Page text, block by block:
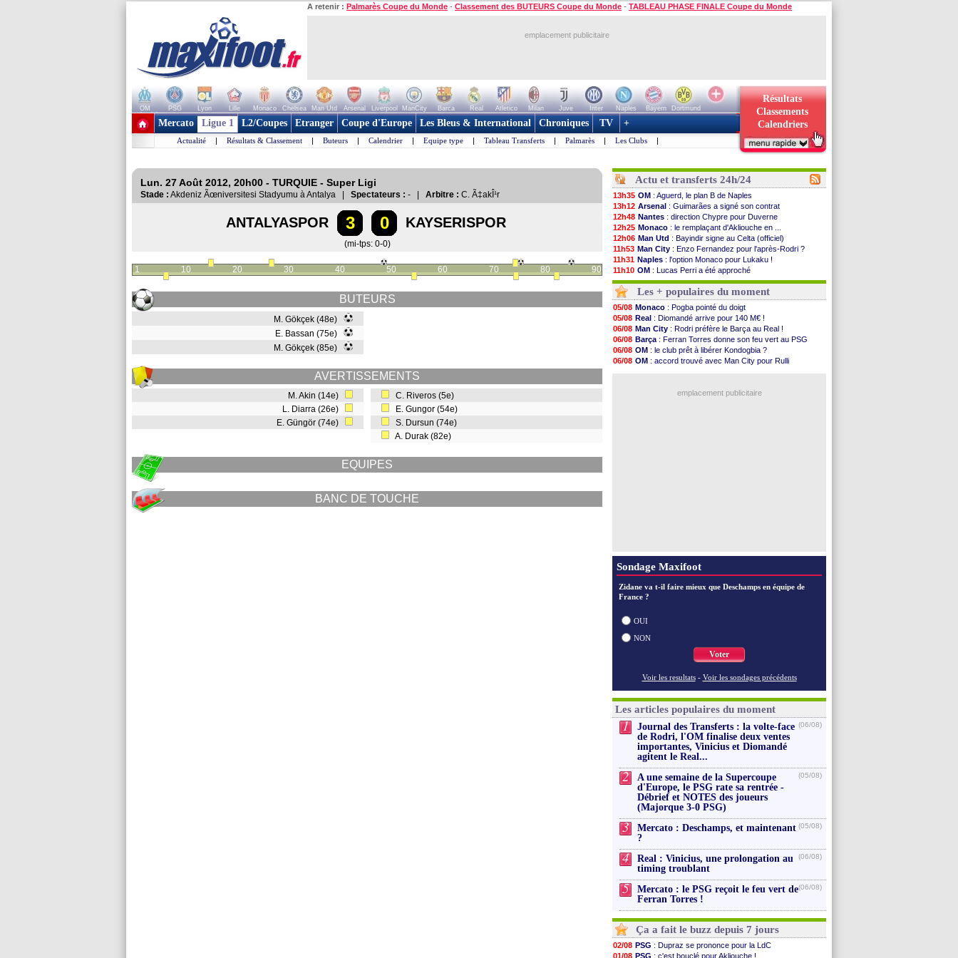
A retenir : Palmarès Coupe du Monde - Classement des BUTEURS Coupe du Monde - TABLEAU PHASE FINALE Coupe du Monde
emplacement publicitaire
OM PSG Lyon Lille Monaco Chelsea Man Utd Arsenal Liverpool ManCity Barca Real Atletico Milan Juve Inter Naples Bayern
Dortmund
+ de clubs
Résultats
Classements
Calendriers
Mercato Ligue 1 L2/Coupes Etranger Coupe d'Europe Les Bleus & International Chroniques TV +
Actualité | Résultats & Classement | Buteurs | Calendrier | Equipe type | Tableau Transferts | Palmarès | Les Clubs |
Lun. 27 Août 2012, 20h00 - TURQUIE - Super Ligi
Stade : Akdeniz Ãœniversitesi Stadyumu à Antalya | Spectateurs : - | Arbitre : C. Ã‡akÎ¹r
ANTALYASPOR 3 0 KAYSERISPOR
(mi-tps: 0-0)
1 10 20 30 40 50 60 70 80 90
BUTEURS
M. Gökçek (48e)
E. Bassan (75e)
M. Gökçek (85e)
AVERTISSEMENTS
M. Akin (14e)
L. Diarra (26e)
E. Güngör (74e)
C. Riveros (5e)
E. Gungor (54e)
S. Dursun (74e)
A. Durak (82e)
EQUIPES
BANC DE TOUCHE
Actu et transferts 24h/24
13h35 OM : Aguerd, le plan B de Naples
13h12 Arsenal : Guimarães a signé son contrat
12h48 Nantes : direction Chypre pour Duverne
12h25 Monaco : le remplaçant d'Akliouche en ...
12h06 Man Utd : Bayindir signe au Celta (officiel)
11h53 Man City : Enzo Fernandez pour l'après-Rodri ?
11h31 Naples : l'option Monaco pour Lukaku !
11h10 OM : Lucas Perri a été approché
10h52 PSG: le coach de l'Ajax insiste pour Godts
10h33
PSG : une 2e offre en préparation pour Godts
10h12 Francfort: Dina Ebimbe signe à Schalke (off.)
10h09
Strasbourg: Saïdou Sow prêté à Nantes (off.)
10h05
Monaco: Filipe Luis aimerait garder Balogun
09h44
Dortmund: Newcastle est prévenu pour Nmecha
09h24
Barça : première offre à 45 M€ pour Rodri ?
09h06
Argentine : le soutien très appuyé à Infantino
08h44
Tottenham : Van de Ven va prolonger
: Rubiales charge Infantino et ...
Les + populaires du moment
05/08 Monaco : Pogba pointé du doigt
05/08 Real : Diomandé arrive pour 140 M€ !
06/08 Man City : Rodri préfère le Barça au Real !
06/08 Barça : Ferran Torres donne son feu vert au PSG
06/08 OM : le club prêt à libérer Kondogbia ?
06/08 OM : accord trouvé avec Man City pour Rulli
emplacement publicitaire
Sondage Maxifoot
Zidane va t-il faire mieux que Deschamps en équipe de
France ?
OUI
NON
Voter
Voir les resultats - Voir les sondages précédents
Les articles populaires du moment
1
Journal des Transferts : la volte-face
de Rodri, l'OM finalise deux ventes
importantes, Vinicius et Diomandé
agitent le Real...
(06/08)
2
A une semaine de la Supercoupe
d'Europe, le PSG rate sa rentrée -
Débrief et NOTES des joueurs
(Majorque 3-0 PSG)
(05/08)
3
Mercato : Deschamps, et maintenant
?
(05/08)
4
Real : Vinicius, une prolongation au
timing troublant
(06/08)
5
Mercato : le PSG reçoit le feu vert de
Ferran Torres !
(06/08)
Ça a fait le buzz depuis 7 jours
02/08 PSG : Dupraz se prononce pour la LdC
01/08 PSG : c'est bouclé pour Akliouche !